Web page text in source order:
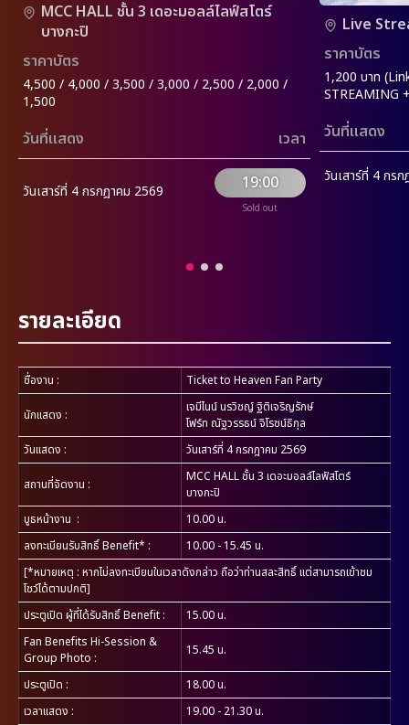
MCC HALL ชั้น 3 เดอะมอลล์ไลฟ์สโตร์
บางกะปิ
ราคาบัตร
4,500 / 4,000 / 3,500 / 3,000 / 2,500 / 2,000 /
1,500
วันที่แสดง เวลา
วันเสาร์ที่ 4 กรกฎาคม 2569 19:00
Sold out
Live
ราคาบัตร
1,200 บาท
STREAMING
วันที่แสดง
วันเสาร์ที่ 4 กร
รายละเอียด
ชื่องาน : Ticket to Heaven Fan Party
นักแสดง :
เจมีไนน์ นรวิชญ์ ฐิติเจริญรักษ์
โฟร์ท ณัฐวรรธน์ จิโรชน์ธิกุล
วันแสดง : วันเสาร์ที่ 4 กรกฎาคม 2569
สถานที่จัดงาน :
MCC HALL ชั้น 3 เดอะมอลล์ไลฟ์สโตร์
บางกะปิ
บูธหน้างาน :
10.00 น.
ลงทะเบียนรับสิทธิ์ Benefit* :
10.00 - 15.45 น.
[*หมายเหตุ : หากไม่ลงทะเบียนในเวลาดังกล่าว ถือว่าท่านสละสิทธิ์ แต่สามารถเข้าชม
โชว์ได้ตามปกติ]
ประตูเปิด ผู้ที่ได้รับสิทธิ์ Benefit :
15.00 น.
Fan Benefits Hi-Session &
Group Photo : 15.45 น.
ประตูเปิด :
18.00 น.
เวลาแสดง :
19.00 - 21.30 น.